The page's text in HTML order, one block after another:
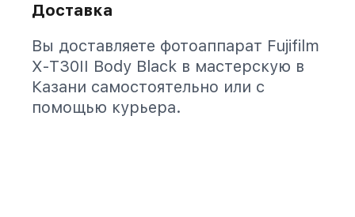
Доставка
Вы доставляете фотоаппарат Fujifilm
X-T30II Body Black в мастерскую в
Казани самостоятельно или с
помощью курьера.